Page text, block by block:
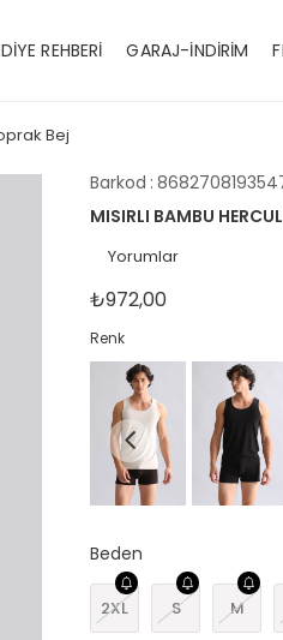
REHBERİ GARAJ-İNDİRİM
Bej
Barkod :
MISIRLI BAMBU
Yorumlar
₺972,00
Renk
Beden
2XL S M